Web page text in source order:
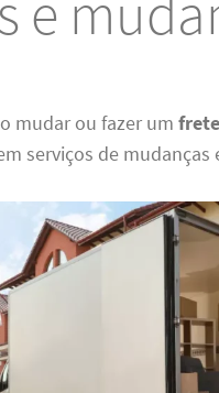
mudar ou fazer um
serviços de mudanças